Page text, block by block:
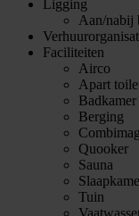
Ligging
Aan/nabij
Faciliteiten
Airco
Apart
Berging
Quooker
Sauna
Tuin